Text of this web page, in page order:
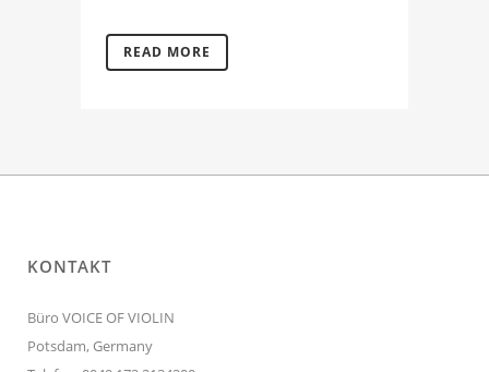
READ MORE
KONTAKT
Büro VOICE OF VIOLIN
Potsdam, Germany